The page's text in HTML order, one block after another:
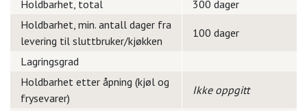
Holdbarhet, total
300 dager
Holdbarhet, min. antall dager fra
levering til sluttbruker/kjøkken
100 dager
Lagringsgrad
Holdbarhet etter åpning (kjøl og
frysevarer)
Ikke oppgitt